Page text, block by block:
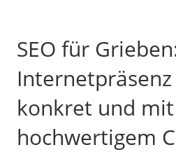
SEO für
konkret und mit
hochwertigem